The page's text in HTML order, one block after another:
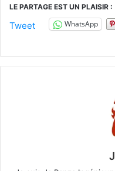
LE PARTAGE EST UN PLAISIR :
Tweet WhatsApp